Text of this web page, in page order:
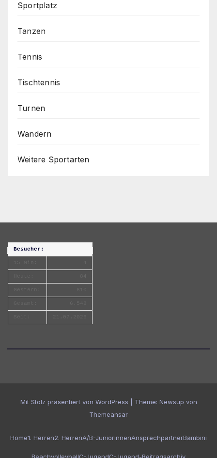
Sportplatz
Tanzen
Tennis
Tischtennis
Turnen
Wandern
Weitere Sportarten
Besucher:
Mit Stolz präsentiert von WordPress Theme: Newsup von
Themeansar
Home1. Herren2. HerrenA/B-JuniorinnenAnsprechpartnerBambini